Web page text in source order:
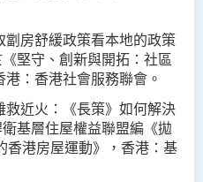
房舒緩政策看本地的政策
堅守、創新與開拓：社區
：香港社會服務聯會。
近火：《長策》如何解決
基層住屋權益聯盟編《拋
港房屋運動》，香港：基